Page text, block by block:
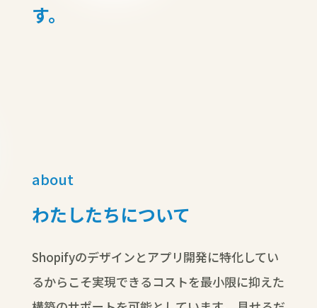
す。
about
わたしたちについて
Shopifyのデザインとアプリ開発に特化してい
るからこそ実現できるコストを最小限に抑えた